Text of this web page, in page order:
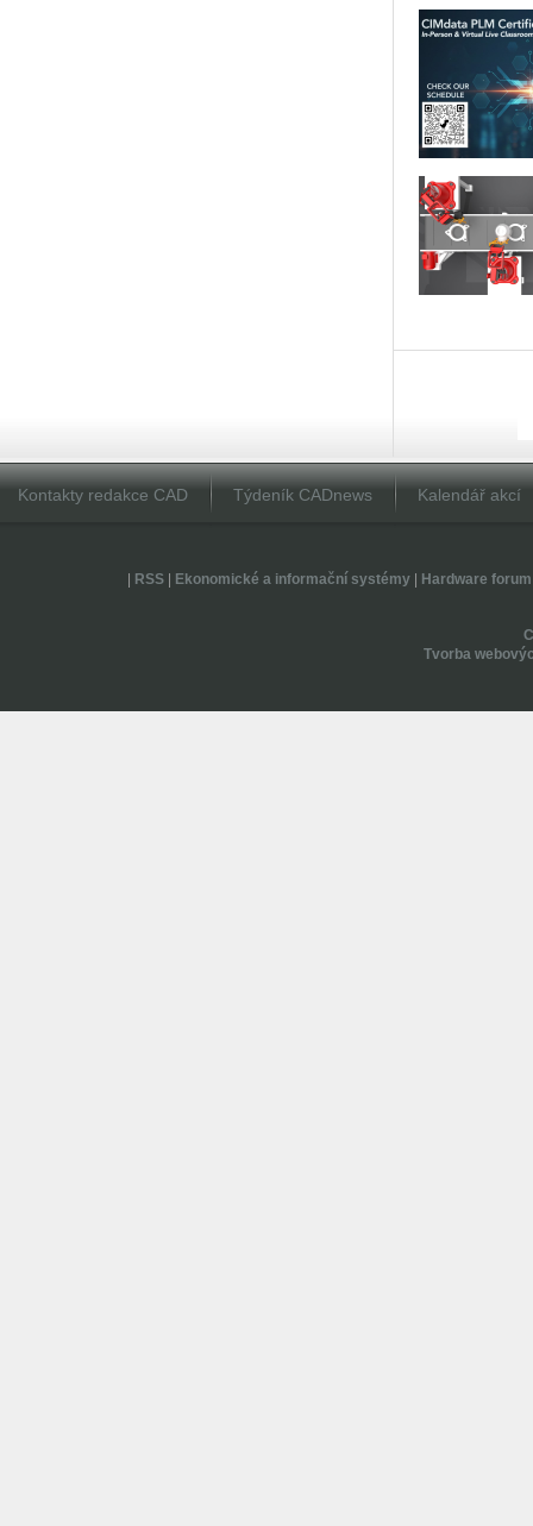
Kontakty redakce CAD Týdeník CADnews Kalendář akcí
RSS| Ekonomické a informační systémy| Hardware forum
Tvorba